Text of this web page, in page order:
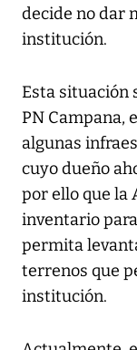
decide no dar
institución.
Esta situación
PN Campana,
algunas
cuyo dueño
por ello que la
inventario
permita
terrenos que
institución.